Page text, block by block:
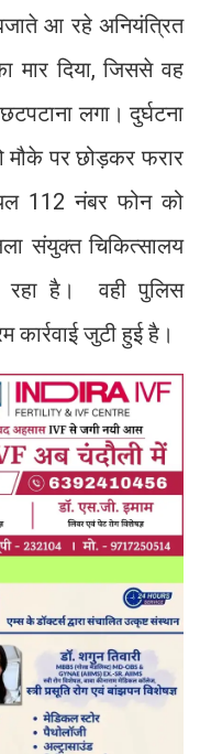
आ रहे अनियंत्रित
मार दिया, जिससे वह
लगा। दुर्घटना
मौके पर छोड़कर फरार
112 नंबर फोन को
संयुक्त चिकित्सालय
रहा है। वही पुलिस
जुटी हुई है।